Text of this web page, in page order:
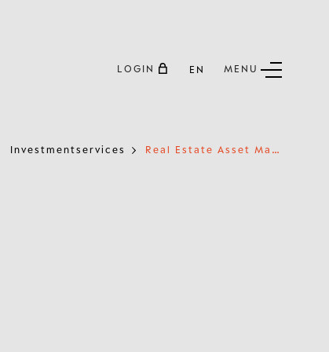
LOGIN EN MENU
Investmentservices R
eal Estate Asset Management